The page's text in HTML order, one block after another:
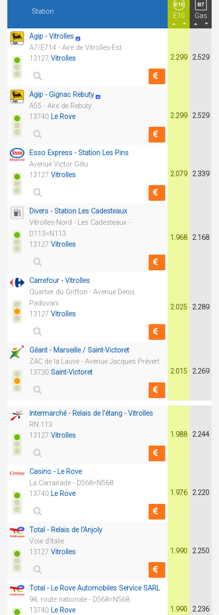
Station
E10 Gas
Agip - Vitrolles
A7/E714 - Aire de Vitrolles-Est
13127 Vitrolles 2.299 2.529
Agip - Gignac Rebuty
A55 - Aire de Rebuty
13740 Le Rove 2.299 2.529
Esso Express - Station Les Pins
Avenue Victor Gélu
13127 Vitrolles 2.079 2.339
Divers - Station Les Cadesteaux
Vitrolles-Nord - Les Cadesteaux -
D113=N113
13127 Vitrolles
1.968 2.168
Carrefour - Vitrolles
Quartier du Griffon - Avenue Denis
Padovani
13127 Vitrolles
2.025 2.289
Géant - Marseille / Saint-Victoret
ZAC de la Lauve - Avenue Jacques Prévert
13730 Saint-Victoret 2.015 2.269
Intermarché - Relais de l'étang - Vitrolles
RN 113
13127 Vitrolles 1.988 2.244
Casino - Le Rove
La Carrairade - D568=N568
13740 Le Rove 1.976 2.220
Total - Relais de l'Anjoly
Voie d'Italie
13127 Vitrolles 1.990 2.250
Total - Le Rove Automobiles Service SARL
94, route nationale - D568=N568
13740 Le Rove 1.990 2.236